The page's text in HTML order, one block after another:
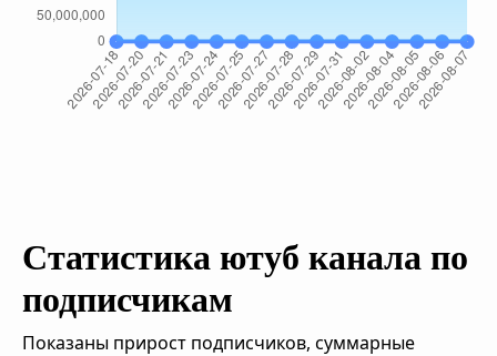
Статистика ютуб канала по
подписчикам
Показаны прирост подписчиков, суммарные